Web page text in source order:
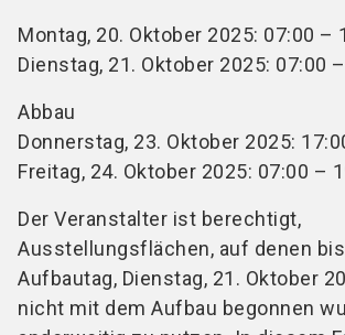
Montag, 20. Oktober 2025: 07:00 –
Dienstag, 21. Oktober 2025: 07:00
Abbau
Donnerstag, 23. Oktober 2025:
Freitag, 24. Oktober 2025: 07:00 –
Der Veranstalter ist berechtigt,
Ausstellungsflächen, auf denen
Aufbautag, Dienstag, 21. Oktober
nicht mit dem Aufbau begonnen